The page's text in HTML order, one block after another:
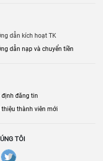
dẫn kích hoạt TK
dẫn nạp và chuyển tiền
định đăng tin
thiệu thành viên mới
TÔI